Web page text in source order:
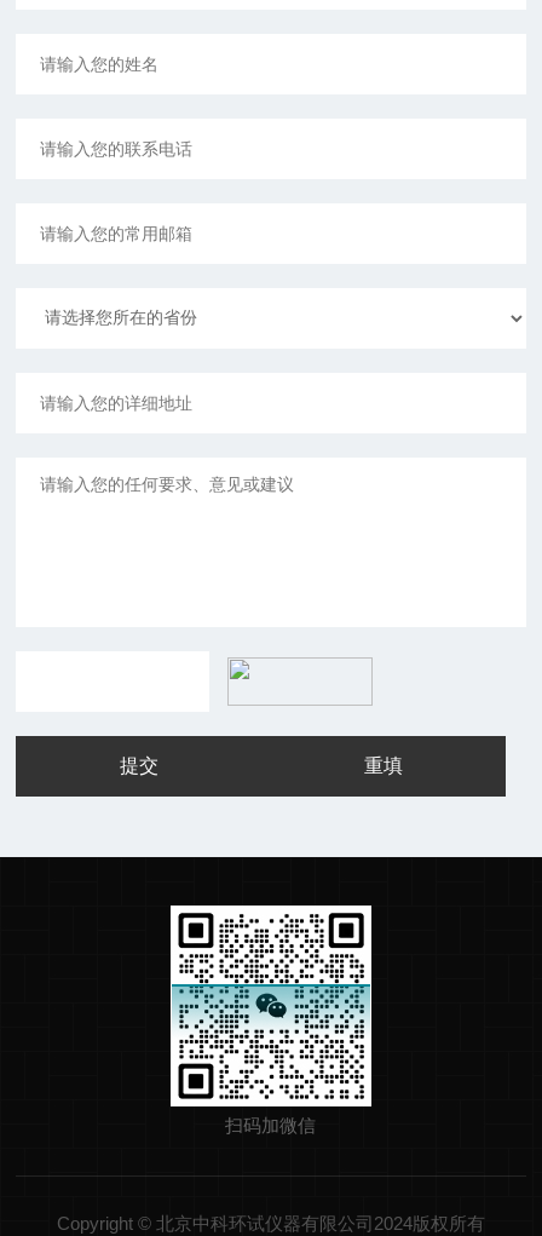
扫码加微信
Copyright © 北京中科环试仪器有限公司2024版权所有